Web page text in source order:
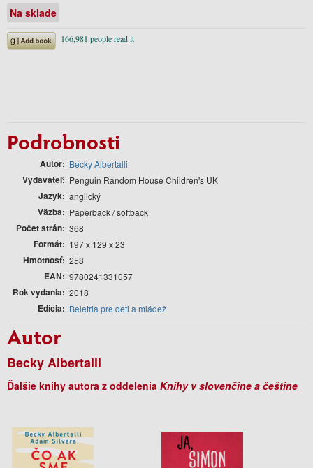
Na sklade
Podrobnosti
Autor Becky Albertalli
Vydavateľ Penguin Random House Children's UK
Jazyk anglický
Väzba Paperback / softback
Počet strán 368
Formát 197 x 129 x 23
Hmotnosť 258
EAN 9780241331057
Rok vydania 2018
Edícia Beletria pre deti a mládež
Autor
Becky Albertalli
Ďalšie knihy autora z oddelenia Knihy v slovenčine a češtine